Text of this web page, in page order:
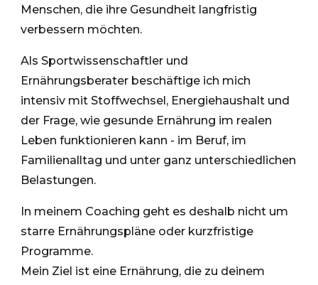
Menschen, die ihre Gesundheit langfristig
verbessern möchten.
Als Sportwissenschaftler und
Ernährungsberater beschäftige ich mich
intensiv mit Stoffwechsel, Energiehaushalt und
der Frage, wie gesunde Ernährung im realen
Leben funktionieren kann - im Beruf, im
Familienalltag und unter ganz unterschiedlichen
Belastungen.
In meinem Coaching geht es deshalb nicht um
starre Ernährungspläne oder kurzfristige
Programme.
Mein Ziel ist eine Ernährung, die zu deinem